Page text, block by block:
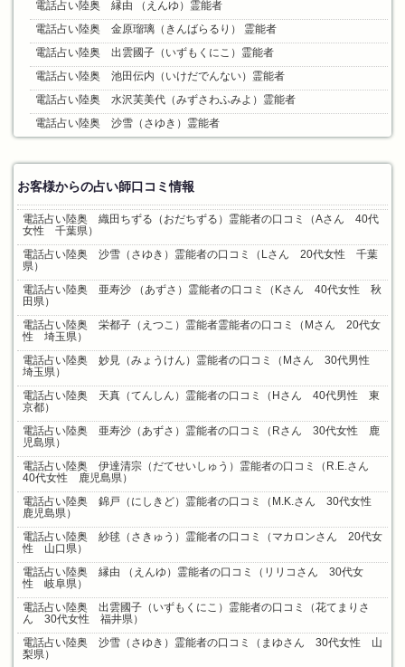
電話占い陸奥 縁由 （えんゆ）霊能者
電話占い陸奥 金原瑠璃（きんばらるり） 霊能者
電話占い陸奥 出雲國子（いずもくにこ）霊能者
電話占い陸奥 池田伝内（いけだでんない）霊能者
電話占い陸奥 水沢芙美代（みずさわふみよ）霊能者
電話占い陸奥 沙雪（さゆき）霊能者
お客様からの占い師口コミ情報
電話占い陸奥 織田ちずる（おだちずる）霊能者の口コミ（Aさん 40代
女性 千葉県）
電話占い陸奥 沙雪（さゆき）霊能者の口コミ（Lさん 20代女性 千葉
県）
電話占い陸奥 亜寿沙 （あずさ）霊能者の口コミ（Kさん 40代女性 秋
田県）
電話占い陸奥 栄都子（えつこ）霊能者霊能者の口コミ（Mさん 20代女
性 埼玉県）
電話占い陸奥 妙見（みょうけん）霊能者の口コミ（Mさん 30代男性
埼玉県）
電話占い陸奥 天真（てんしん）霊能者の口コミ（Hさん 40代男性 東
京都）
電話占い陸奥 亜寿沙（あずさ）霊能者の口コミ（Rさん 30代女性 鹿
児島県）
電話占い陸奥 伊達清宗（だてせいしゅう）霊能者の口コミ（R.E.さん
40代女性 鹿児島県）
電話占い陸奥 錦戸（にしきど）霊能者の口コミ（M.K.さん 30代女性
鹿児島県）
電話占い陸奥 紗毬（さきゅう）霊能者の口コミ（マカロンさん 20代女
性 山口県）
電話占い陸奥 縁由 （えんゆ）霊能者の口コミ（リリコさん 30代女
性 岐阜県）
電話占い陸奥 出雲國子（いずもくにこ）霊能者の口コミ（花てまりさ
ん 30代女性 福井県）
電話占い陸奥 沙雪（さゆき）霊能者の口コミ（まゆさん 30代女性 山
梨県）